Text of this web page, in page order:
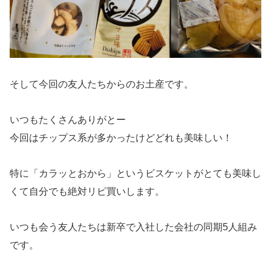
そして今回の友人たちからのお土産です。
いつもたくさんありがとー
今回はチップス系が多かったけどどれも美味しい！
特に「カラッとおから」というビスケットがとても美味し
くて自分でも絶対リピ買いします。
いつも会う友人たちは新卒で入社した会社の同期5人組み
です。